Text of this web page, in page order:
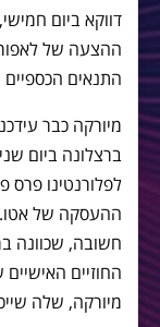
דווקא ביום
ההצעה של
התנאים
מיורקה כבר
ברצלונה ביום
לפלורנטינו פרס
ההעסקה של
חשובה, שכוונה
החוזיים
מיורקה, שלה